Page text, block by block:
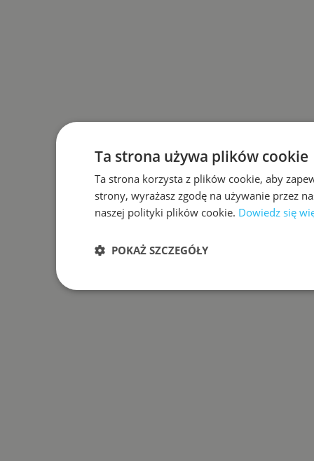
Ta strona używa plików cookie
Ta strona korzysta z plików cookie, aby
strony, wyrażasz zgodę na używanie przez
naszej polityki plików cookie. Dowiedz się
POKAŻ SZCZEGÓŁY